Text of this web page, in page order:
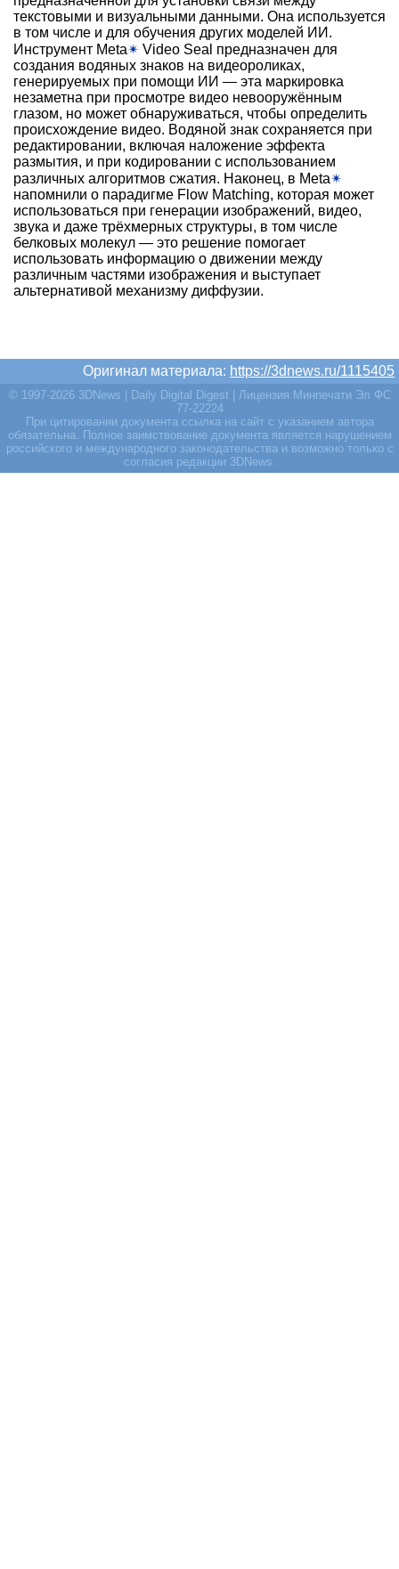
текстовыми и визуальными данными. Она используется
в том числе и для обучения других моделей ИИ.
Инструмент Meta✴ Video Seal предназначен для
создания водяных знаков на видеороликах,
генерируемых при помощи ИИ — эта маркировка
незаметна при просмотре видео невооружённым
глазом, но может обнаруживаться, чтобы определить
происхождение видео. Водяной знак сохраняется при
редактировании, включая наложение эффекта
размытия, и при кодировании с использованием
различных алгоритмов сжатия. Наконец, в Meta✴
напомнили о парадигме Flow Matching, которая может
использоваться при генерации изображений, видео,
звука и даже трёхмерных структуры, в том числе
белковых молекул — это решение помогает
использовать информацию о движении между
различным частями изображения и выступает
альтернативой механизму диффузии.
Оригинал материала: https://3dnews.ru/1115405
© 1997-2026 3DNews | Daily Digital Digest | Лицензия Минпечати Эл ФС
77-22224
При цитировании документа ссылка на сайт с указанием автора
обязательна. Полное заимствование документа является нарушением
российского и международного законодательства и возможно только с
согласия редакции 3DNews.